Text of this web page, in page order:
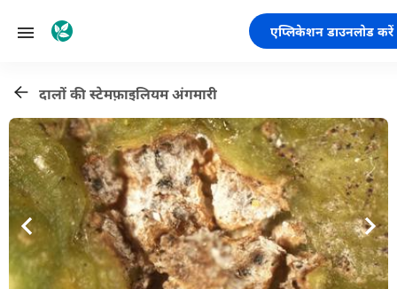
एप्लिकेशन डाउनलोड करें
दालों की स्टेमफ़ाइलियम अंगमारी